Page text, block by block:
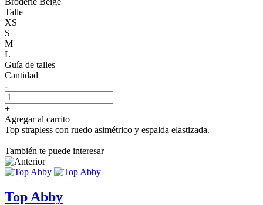
Talle
XS
S
M
L
Guía de talles
Cantidad
-
+
Agregar al carrito
Top strapless con ruedo asimétrico y espalda elastizada.
También te puede interesar
Top Abby